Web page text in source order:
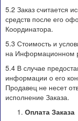
5.2 Заказ считается
средств после его
Координатора.
5.3 Стоимость и
на Информационном
5.4 В случае
информации о его
Продавец не несет
исполнение Заказа.
Оплата Заказа